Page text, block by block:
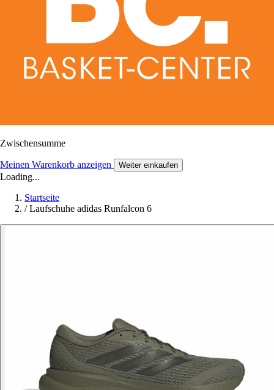
Zwischensumme
Meinen Warenkorb anzeigen Weiter einkaufen
Loading...
Startseite
/ Laufschuhe adidas Runfalcon 6